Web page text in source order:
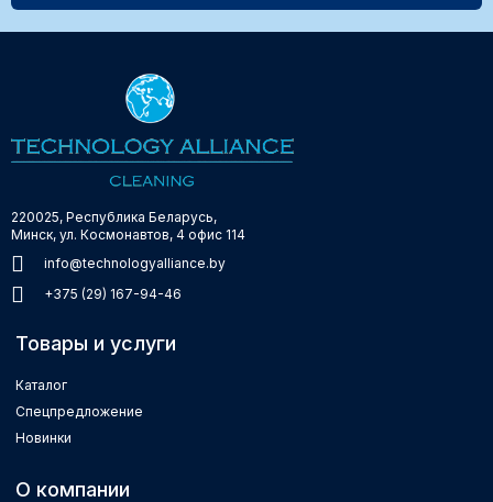
220025, Республика Беларусь,
Минск, ул. Космонавтов, 4 офис 114
info@technologyalliance.by
+375 (29) 167-94-46
Товары и услуги
Каталог
Спецпредложение
Новинки
О компании